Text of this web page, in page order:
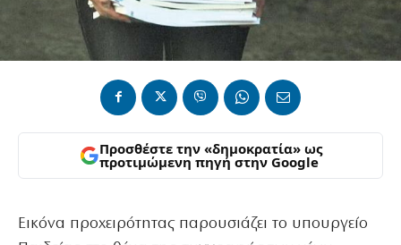
Προσθέστε την «δημοκρατία» ως
προτιμώμενη πηγή στην Google
Εικόνα προχειρότητας παρουσιάζει το υπουργείο